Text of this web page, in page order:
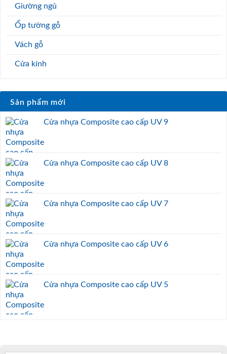
Giường ngủ
Ốp tường gỗ
Vách gỗ
Cửa kính
Sản phẩm mới
Cửa nhựa Composite cao cấp UV 9
Cửa nhựa Composite cao cấp UV 8
Cửa nhựa Composite cao cấp UV 7
Cửa nhựa Composite cao cấp UV 6
Cửa nhựa Composite cao cấp UV 5